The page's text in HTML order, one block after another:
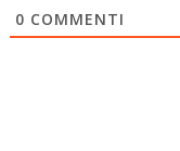
0 COMMENTI